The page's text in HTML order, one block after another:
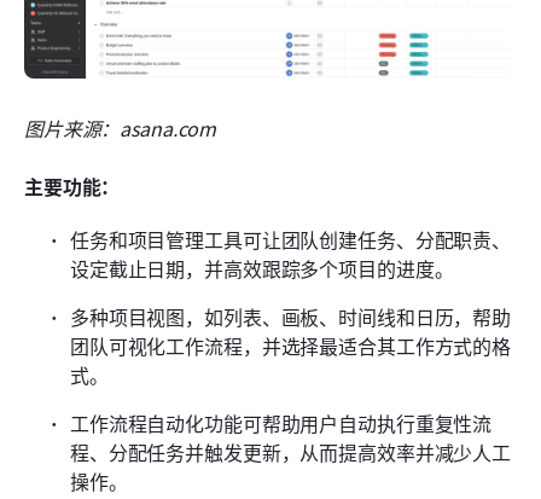
图片来源：asana.com
主要功能：
任务和项目管理工具可让团队创建任务、分配职责、
设定截止日期，并高效跟踪多个项目的进度。
多种项目视图，如列表、画板、时间线和日历，帮助
团队可视化工作流程，并选择最适合其工作方式的格
式。
工作流程自动化功能可帮助用户自动执行重复性流
程、分配任务并触发更新，从而提高效率并减少人工
操作。